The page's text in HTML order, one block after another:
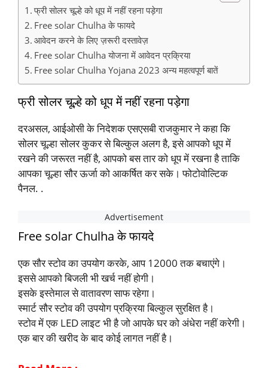
फ्री सोलर चूल्हे को धूप में नहीं रहना पड़ेगा
Free solar Chulha के फायदे
आवेदन करने के लिए ज़रूरी दस्तावेज़
Free solar Chulha योजना में आवेदन प्रक्रिया
Free solar Chulha Yojana 2023 अन्य महत्वपूर्ण बातें
फ्री सोलर चूल्हे को धूप में नहीं रहना पड़ेगा
दरअसल, आईओसी के निदेशक एसएसबी राजकुमार ने कहा कि
सोलर चूल्हा सोलर कुकर से बिल्कुल अलग है, इसे आपको धूप में
रखने की जरूरत नहीं है, आपको बस तार को धूप में रखना है ताकि
आपका चूल्हा सौर ऊर्जा को आकर्षित कर सके। फोटोवोल्टिक
पैनल. .
Free solar Chulha के फायदे
एक सौर स्टोव का उपयोग करके, आप 12000 तक बचाएंगे।
इससे आपको बिजली भी खर्च नहीं होगी।
इसके इस्तेमाल से वातावरण साफ रहेगा।
स्मार्ट सौर स्टोव की उपयोग प्रक्रिया बिल्कुल सुरक्षित है।
स्टोव में एक LED लाइट भी है जो आपके घर को अंधेरा नहीं करेगी।
एक बार की खरीद के बाद कोई लागत नहीं है।